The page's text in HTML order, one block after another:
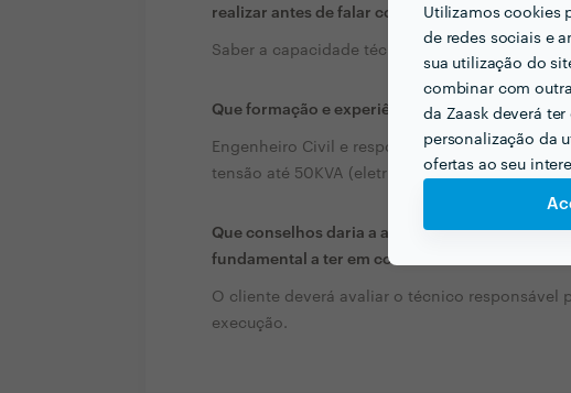
Utilizamos cookies
de redes sociais e
sua utilização do
combinar com
da Zaask deverá
personalização da
ofertas ao seu
realizar antes de falar com profissionais?
Saber a capacidade técnica do profissional e
Que formação e experiência tem relacionadas
Engenheiro Civil e responsável técnico de
tensão até 50KVA (eletricista)
Que conselhos daria a alguém que quer
fundamental a ter em conta?
O cliente deverá avaliar o técnico responsável
execução.